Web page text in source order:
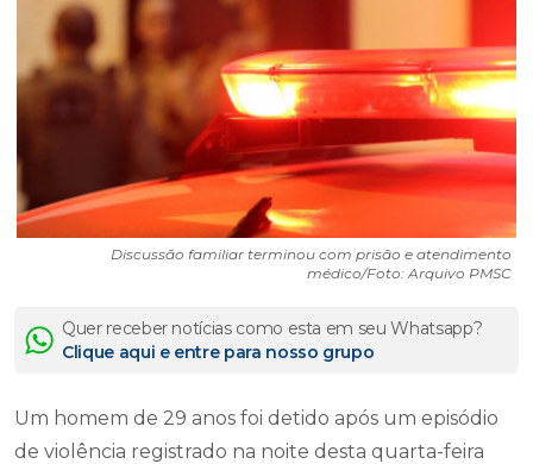
Discussão familiar terminou com prisão e atendimento
médico/Foto: Arquivo PMSC
Quer receber notícias como esta em seu Whatsapp?
Clique aqui e entre para nosso grupo
Um homem de 29 anos foi detido após um episódio
de violência registrado na noite desta quarta-feira